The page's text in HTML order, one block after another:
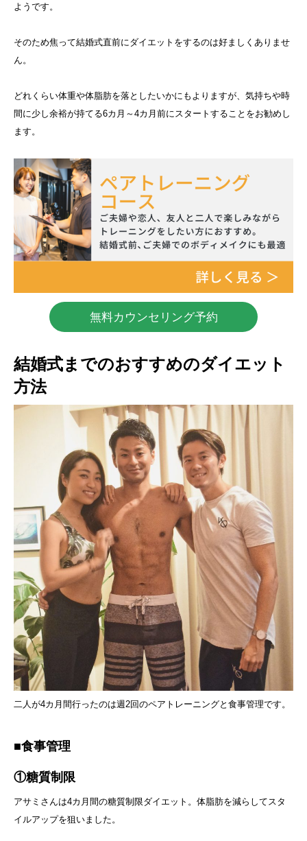
ようです。
そのため焦って結婚式直前にダイエットをするのは好ましくありませ
ん。
どれくらい体重や体脂肪を落としたいかにもよりますが、気持ちや時
間に少し余裕が持てる6カ月～4カ月前にスタートすることをお勧めし
ます。
無料カウンセリング予約
結婚式までのおすすめのダイエット
方法
二人が4カ月間行ったのは週2回のペアトレーニングと食事管理です。
■食事管理
①糖質制限
アサミさんは4カ月間の糖質制限ダイエット。体脂肪を減らしてスタ
イルアップを狙いました。